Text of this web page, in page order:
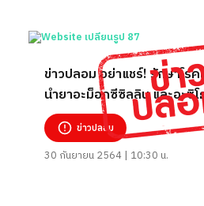
ข่าวปลอม อย่าแชร์! รักษาโร
นำยาอะม็อกซีซิลลิน และอะซิ
แล้วดื่ม
ข่าวปลอม
30 กันยายน 2564 | 10:30 น.